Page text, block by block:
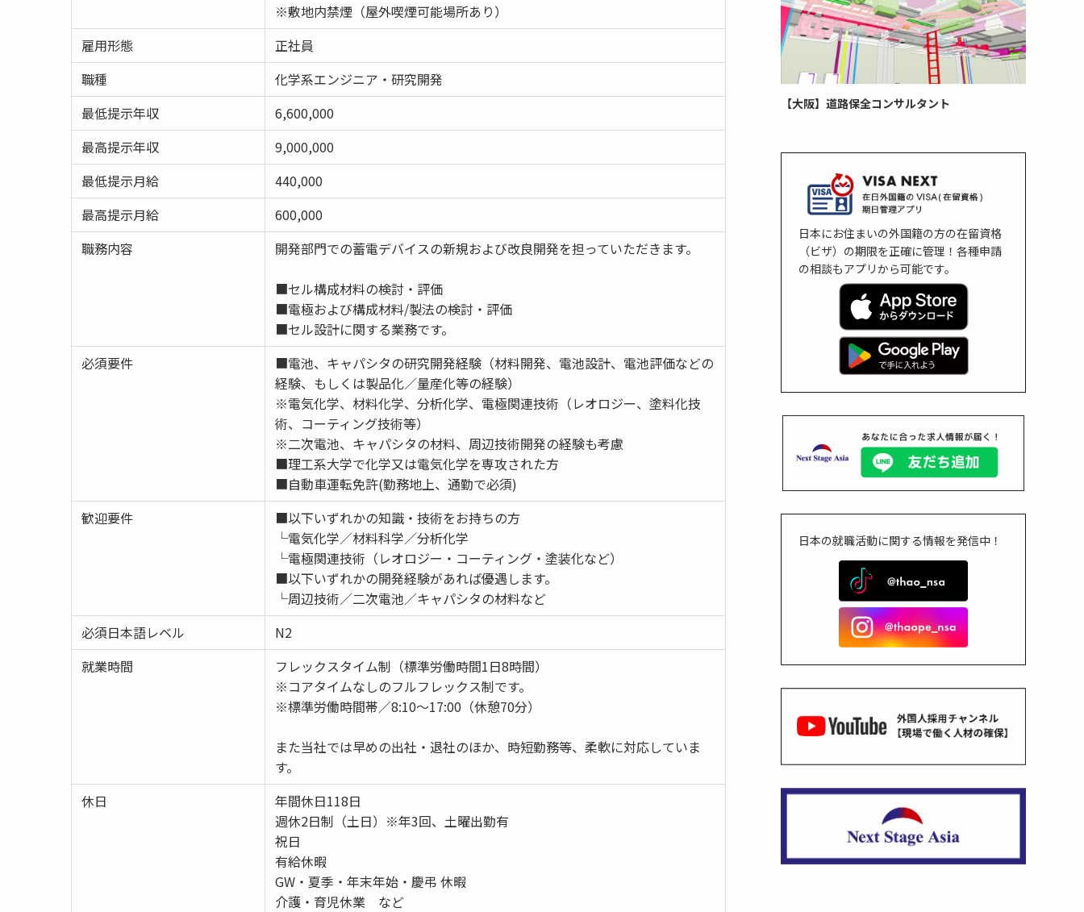
※敷地内禁煙（屋外喫煙可能場所あり）
雇用形態
正社員
職種
化学系エンジニア・研究開発
最低提示年収
6,600,000
最高提示年収
9,000,000
最低提示月給
440,000
最高提示月給
600,000
職務内容
開発部門での蓄電デバイスの新規および改良開発を担っていただきます。
■セル構成材料の検討・評価
■電極および構成材料/製法の検討・評価
■セル設計に関する業務です。
必須要件
■電池、キャパシタの研究開発経験（材料開発、電池設計、電池評価などの
経験、もしくは製品化／量産化等の経験）
※電気化学、材料化学、分析化学、電極関連技術（レオロジー、塗料化技
術、コーティング技術等）
※二次電池、キャパシタの材料、周辺技術開発の経験も考慮
■理工系大学で化学又は電気化学を専攻された方
■自動車運転免許(勤務地上、通勤で必須)
歓迎要件
■以下いずれかの知識・技術をお持ちの方
└電気化学／材料科学／分析化学
└電極関連技術（レオロジー・コーティング・塗装化など）
■以下いずれかの開発経験があれば優遇します。
└周辺技術／二次電池／キャパシタの材料など
必須日本語レベル
N2
就業時間
フレックスタイム制（標準労働時間1日8時間）
※コアタイムなしのフルフレックス制です。
※標準労働時間帯／8:10～17:00（休憩70分）
また当社では早めの出社・退社のほか、時短勤務等、柔軟に対応していま
す。
休日
年間休日118日
週休2日制（土日）※年3回、土曜出勤有
祝日
有給休暇
GW・夏季・年末年始・慶弔 休暇
介護・育児休業 など
【大阪】道路保全コンサルタント
日本にお住まいの外国籍の方の在留資格
（ビザ）の期限を正確に管理！各種申請
の相談もアプリから可能です。
日本の就職活動に関する情報を発信中！